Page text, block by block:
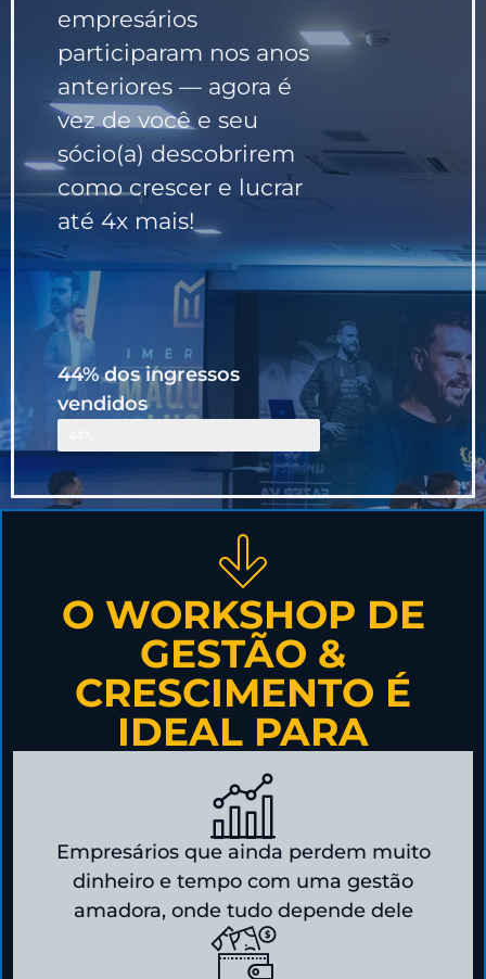
empresários
participaram nos anos
anteriores — agora é
vez de você e seu
sócio(a) descobrirem
como crescer e lucrar
até 4x mais!
44% dos ingressos
vendidos
O WORKSHOP DE
GESTÃO &
CRESCIMENTO É
IDEAL PARA
Empresários que ainda perdem muito
dinheiro e tempo com uma gestão
amadora, onde tudo depende dele